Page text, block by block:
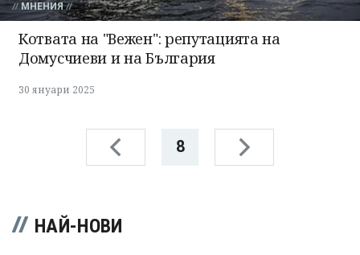
МНЕНИЯ
Котвата на "Вежен": репутацията на
Домусчиеви и на България
30 януари 2025
8
НАЙ-НОВИ